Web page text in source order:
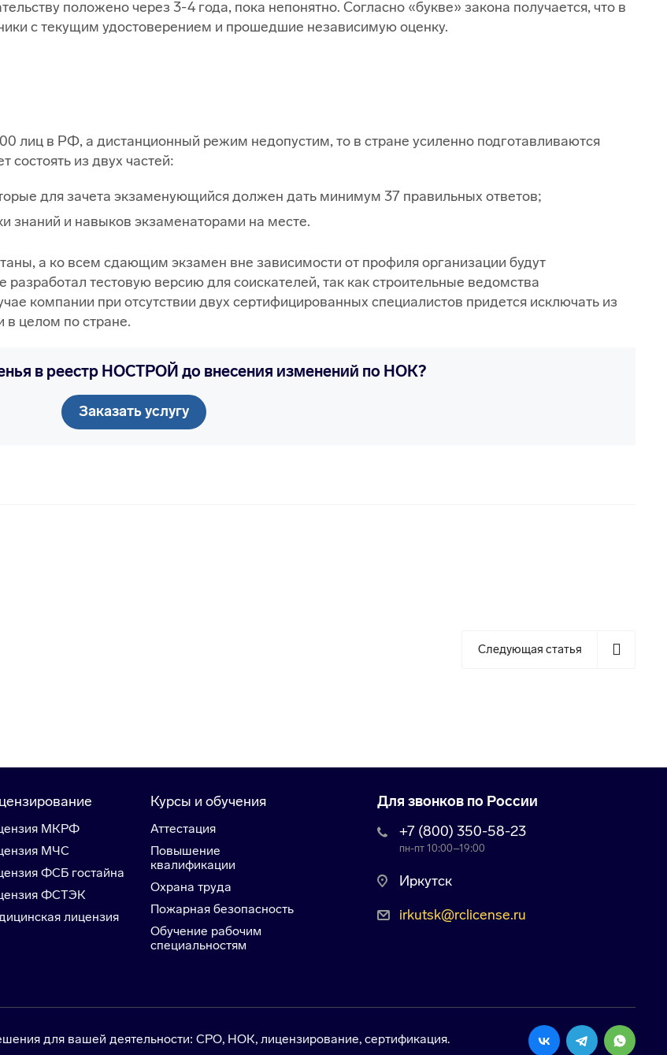
положено через 3-4 года, пока непонятно. Согласно «букве» закона получается, что в
с текущим удостоверением и прошедшие независимую оценку.
лиц в РФ, а дистанционный режим недопустим, то в стране усиленно подготавливаются
из двух частей:
для зачета экзаменующийся должен дать минимум 37 правильных ответов;
знаний и навыков экзаменаторами на месте.
а ко всем сдающим экзамен вне зависимости от профиля организации будут
тестовую версию для соискателей, так как строительные ведомства
компании при отсутствии двух сертифицированных специалистов придется исключать из
в целом по стране.
в реестр НОСТРОЙ до внесения изменений по НОК?
Заказать услугу
Следующая статья
МКРФ
МЧС
ФСБ гостайна
ФСТЭК
лицензия
Курсы и обучения
Аттестация
Повышение
квалификации
Охрана труда
Пожарная безопасность
Обучение рабочим
специальностям
Для звонков по России
+7 (800) 350-58-23
пн-пт 10:00–19:00
Иркутск
irkutsk@rclicense.ru
для вашей деятельности: СРО, НОК, лицензирование, сертификация.